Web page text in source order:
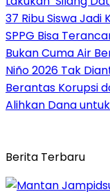
37 Ribu Siswa Jadi
SPPG Bisa
Bukan Cuma Air
Niño 2026 Tak
Berantas Korupsi
Alihkan Dana
Berita Terbaru